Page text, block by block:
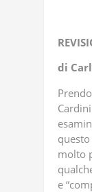
di
molto
e